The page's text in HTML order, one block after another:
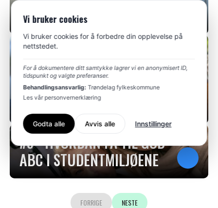
FRIVILLIGHETEN?
#7 - ABC I ET
GJENOPPBYGGINGS-
PERSPEKTIV (MED KORUS
OG FIRE)
#5 - HVORDAN FÅ TIL GOD
ABC I STUDENTMILJØENE
FORRIGE NESTE
Vi bruker cookies
Vi bruker cookies for å forbedre din opplevelse på
nettstedet.
For å dokumentere ditt samtykke lagrer vi en anonymisert ID,
tidspunkt og valgte preferanser.
Behandlingsansvarlig: Trøndelag fylkeskommune
Les vår personvernerklæring
Godta alle Avvis alle Innstillinger